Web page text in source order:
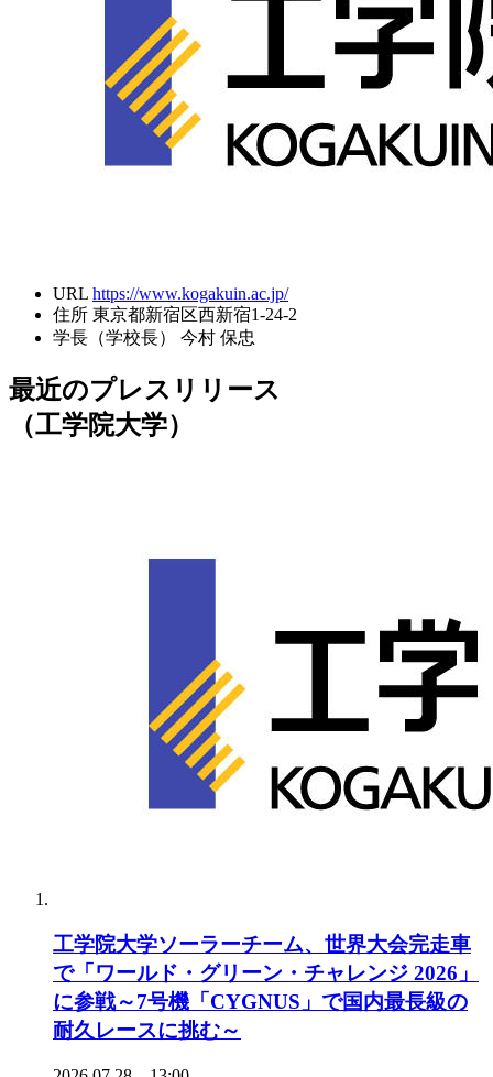
URL https://www.kogakuin.ac.jp/
住所 東京都新宿区西新宿1-24-2
学長（学校長）
今村 保忠
最近のプレスリリース
（工学院大学）
工学院大学ソーラーチーム、世界大会完走車
で「ワールド・グリーン・チャレンジ 2026」
に参戦～7号機「CYGNUS」で国内最長級の
耐久レースに挑む～